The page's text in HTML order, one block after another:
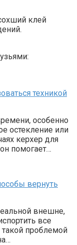
клей
техникой
особенно
остекление или
керхер для
помогает…
вернуть
внешне,
все
такой проблемой